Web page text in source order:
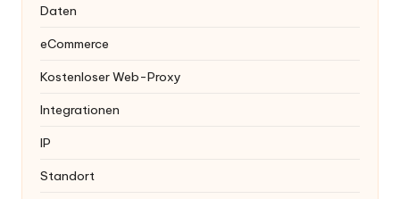
Daten
eCommerce
Kostenloser Web-Proxy
Integrationen
IP
Standort